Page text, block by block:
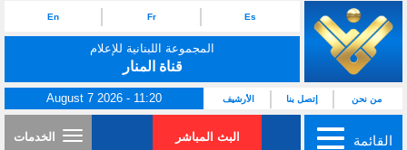
Es
Fr
En
المجموعة اللبنانية للإعلام
قناة المنار
من نحن إتصل بنا الأرشيف August 7 2026 - 11:20
القائمة البث المباشر الخدمات